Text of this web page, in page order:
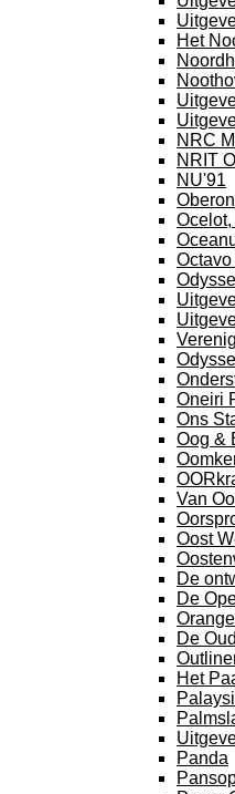
Het
NRC
NRIT
NU'91
Oberon
Oneiri
Ons
Oog &
Van
Oost
De
De
De
Het
Panda